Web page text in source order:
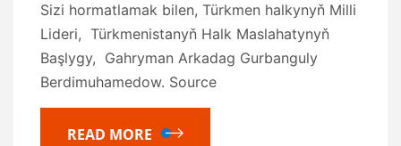
Sizi hormatlamak bilen, Türkmen halkynyň Milli
Lideri, Türkmenistanyň Halk Maslahatynyň
Başlygy, Gahryman Arkadag Gurbanguly
Berdimuhamedow. Source
READ MORE